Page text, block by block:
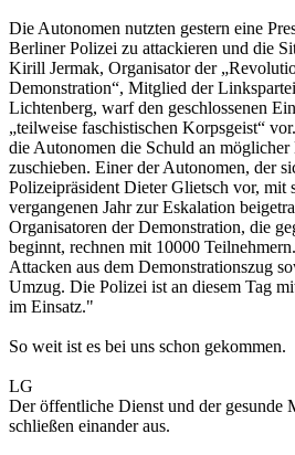
Die Autonomen nutzten gestern eine
Berliner Polizei zu attackieren und die
Kirill Jermak, Organisator der
Demonstration“, Mitglied der
Lichtenberg, warf den geschlossenen
„teilweise faschistischen Korpsgeist“
die Autonomen die Schuld an
zuschieben. Einer der Autonomen, der
Polizeipräsident Dieter Glietsch vor, mit
vergangenen Jahr zur Eskalation
Organisatoren der Demonstration, die
beginnt, rechnen mit 10000
Attacken aus dem Demonstrationszug
Umzug. Die Polizei ist an diesem Tag
im Einsatz."
So weit ist es bei uns schon gekommen.
LG
Der öffentliche Dienst und der gesunde
schließen einander aus.